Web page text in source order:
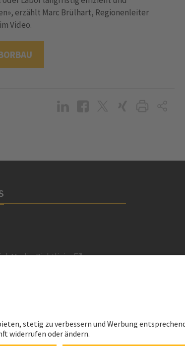
erzählt Marc Brülhart, Regionenleiter
Video.
Media-Richtlinie